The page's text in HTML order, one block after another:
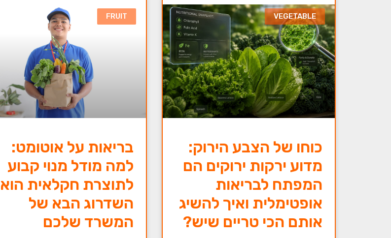
VEGETABLE
כוחו של הצבע הירוק:
מדוע ירקות ירוקים הם
המפתח לבריאות
אופטימלית ואיך להשיג
אותם הכי טריים שיש?
FRUIT
בריאות על אוטומט:
למה מודל מנוי קבוע
לתוצרת חקלאית הוא
השדרוג הבא של
המשרד שלכם